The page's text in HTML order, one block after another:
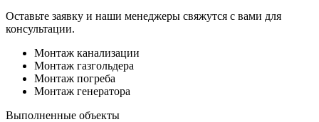
Оставьте заявку и наши менеджеры свяжутся с вами для
консультации.
Монтаж канализации
Монтаж газгольдера
Монтаж погреба
Монтаж генератора
Выполненные объекты